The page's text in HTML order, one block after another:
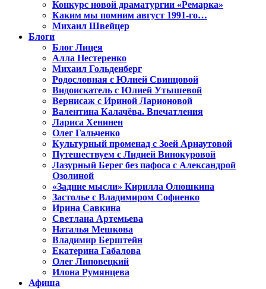
Конкурс новой драматургии «Ремарка»
Каким мы помним август 1991-го…
Михаил Швейцер
Блоги
Блог Лицея
Алла Нестеренко
Михаил Гольденберг
Родословная с Юлией Свинцовой
Видоискатель с Юлией Утышевой
Вернисаж с Ириной Ларионовой
Валентина Калачёва. Впечатления
Лариса Хенинен
Олег Гальченко
Культурный променад с Зоей Арнаутовой
Путешествуем с Лидией Винокуровой
Лазурный Берег без пафоса с Александрой
Озолиной
«Задние мысли» Кирилла Олюшкина
Застолье с Владимиром Софиенко
Ирина Савкина
Светлана Артемьева
Наталья Мешкова
Владимир Берштейн
Екатерина Габалова
Олег Липовецкий
Илона Румянцева
Афиша